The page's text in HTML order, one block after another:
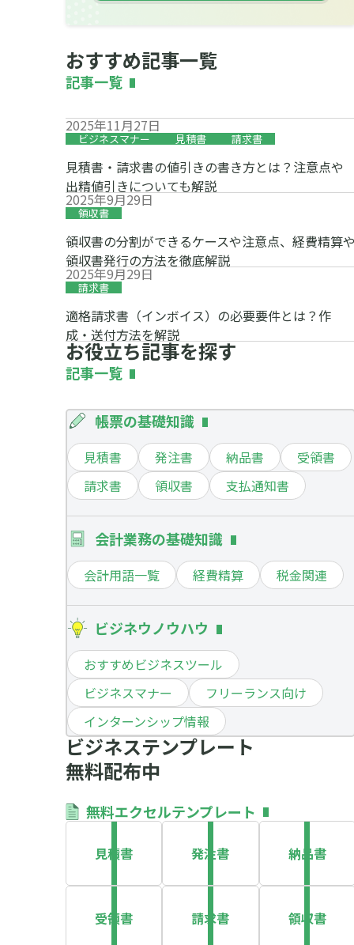
おすすめ記事一覧
記事一覧
2025年11月27日
ビジネスマナー 見積書 請求書
見積書・請求書の値引きの書き方とは？注意点や
出精値引きについても解説
2025年9月29日
領収書
領収書の分割ができるケースや注意点、経費精算
領収書発行の方法を徹底解説
2025年9月29日
請求書
適格請求書（インボイス）の必要要件とは？作
成・送付方法を解説
お役立ち記事を探す
記事一覧
帳票の基礎知識
見積書 発注書 納品書
受領書
請求書
領収書 支払通知書
会計業務の基礎知識
会計用語一覧 経費精算 税金関連
ビジネウノウハウ
おすすめビジネスツール
ビジネスマナー
フリーランス向け
インターンシップ情報
ビジネステンプレート
無料配布中
無料エクセルテンプレート
見積書 発注書 納品書
受領書 請求書 領収書